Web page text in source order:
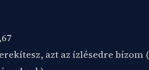
azt az ízlésedre bízom